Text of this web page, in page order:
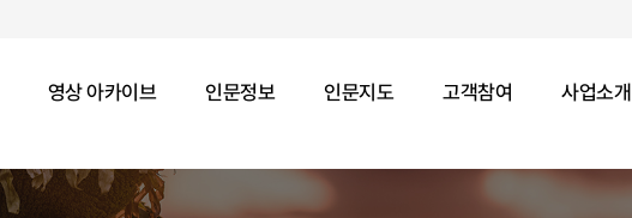
영상 아카이브 인문정보 인문지도 고객참여 사업소개